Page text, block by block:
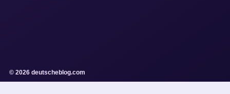
© 2026 deutscheblog.com